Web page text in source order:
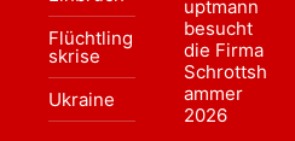
Flüchtling
skrise
Ukraine
uptmann
besucht
die Firma
Schrottsh
ammer
2026